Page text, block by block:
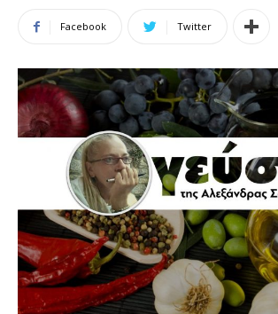
Facebook Twitter